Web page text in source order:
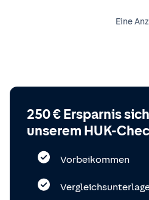
Eine
250 € Ersparnis
unserem HUK-
Vorbeikommen